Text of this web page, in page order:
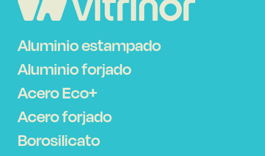
Aluminio estampado
Aluminio forjado
Acero Eco+
Acero forjado
Borosilicato